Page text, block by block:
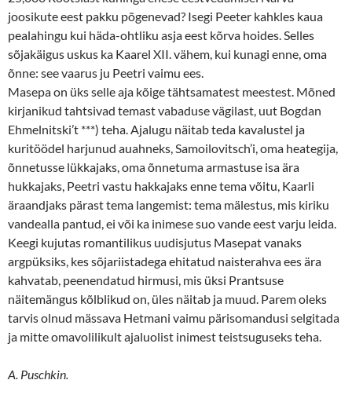
joosikute eest pakku põgenevad? Isegi Peeter kahkles kaua
pealahingu kui häda-ohtliku asja eest kõrva hoides. Selles
sõjakäigus uskus ka Kaarel XII. vähem, kui kunagi enne, oma
õnne: see vaarus ju Peetri vaimu ees.
Masepa on üks selle aja kõige tähtsamatest meestest. Mõned
kirjanikud tahtsivad temast vabaduse vägilast, uut Bogdan
Ehmelnitski’t ***) teha. Ajalugu näitab teda kavalustel ja
kuritöödel harjunud auahneks, Samoilovitsch’i, oma heategija,
õnnetusse lükkajaks, oma õnnetuma armastuse isa ära
hukkajaks, Peetri vastu hakkajaks enne tema võitu, Kaarli
äraandjaks pärast tema langemist: tema mälestus, mis kiriku
vandealla pantud, ei või ka inimese suo vande eest varju leida.
Keegi kujutas romantilikus uudisjutus Masepat vanaks
argpüksiks, kes sõjariistadega ehitatud naisterahva ees ära
kahvatab, peenendatud hirmusi, mis üksi Prantsuse
näitemängus kõlblikud on, üles näitab ja muud. Parem oleks
tarvis olnud mässava Hetmani vaimu pärisomandusi selgitada
ja mitte omavolilikult ajaluolist inimest teistsuguseks teha.
A. Puschkin.